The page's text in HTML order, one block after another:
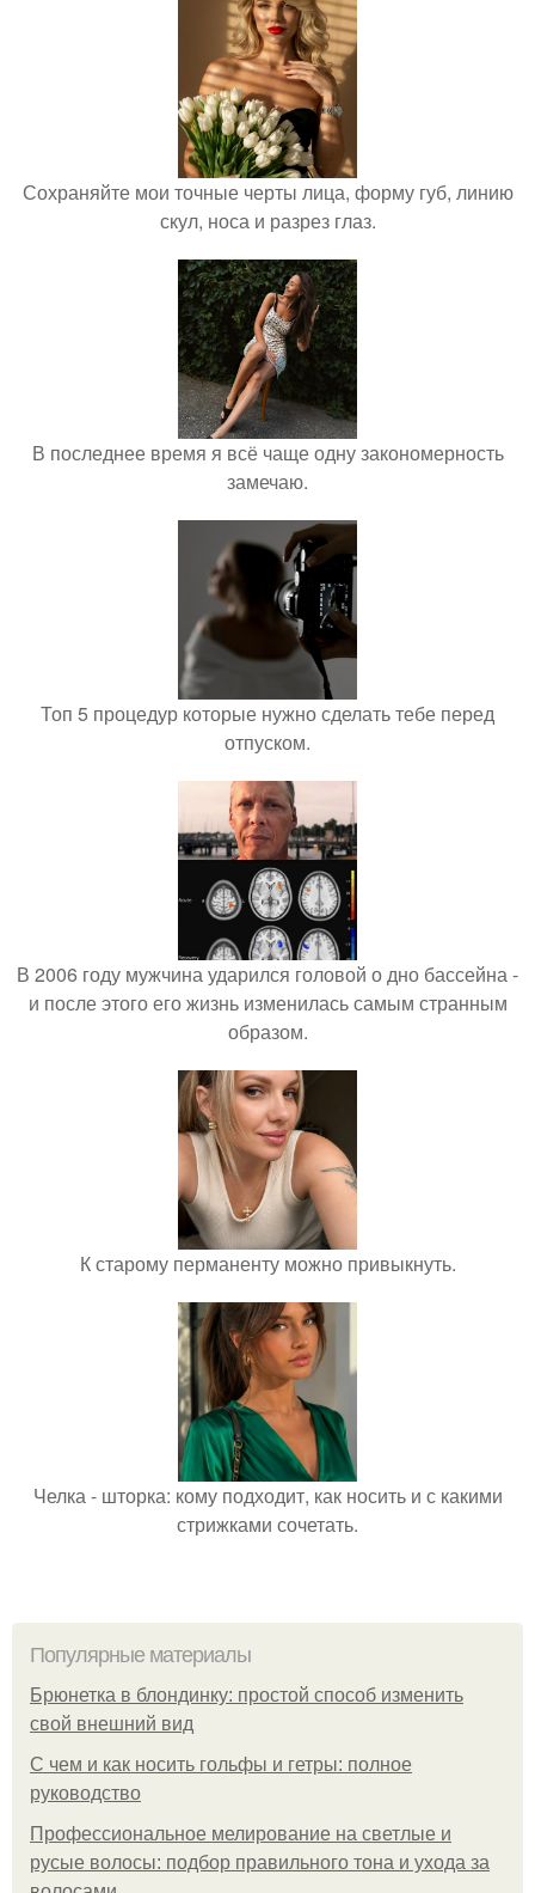
Сохраняйте мои точные черты лица, форму губ, линию
скул, носа и разрез глаз.
В последнее время я всё чаще одну закономерность
замечаю.
Топ 5 процедур которые нужно сделать тебе перед
отпуском.
В 2006 году мужчина ударился головой о дно бассейна -
и после этого его жизнь изменилась самым странным
образом.
К старому перманенту можно привыкнуть.
Челка - шторка: кому подходит, как носить и с какими
стрижками сочетать.
Популярные материалы
Брюнетка в блондинку: простой способ изменить
свой внешний вид
С чем и как носить гольфы и гетры: полное
руководство
Профессиональное мелирование на светлые и
русые волосы: подбор правильного тона и ухода за